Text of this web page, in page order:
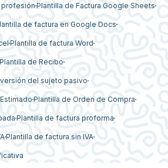
profesión Plantilla de Factura Google Sheets
de factura en Google Docs
Plantilla de factura Word
Plantilla de Recibo
del sujeto pasivo
Plantilla de Orden de Compra
Plantilla de factura proforma
Plantilla de factura sin IVA